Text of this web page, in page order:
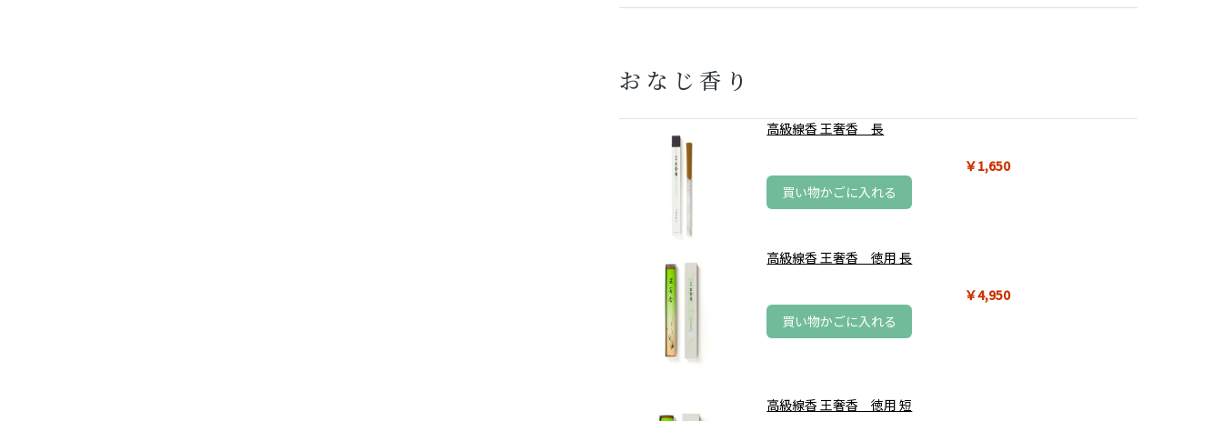
おなじ香り
高級線香 王奢香 長
￥1,650
買い物かごに入れる
高級線香 王奢香 徳用 長
￥4,950
買い物かごに入れる
高級線香 王奢香 徳用 短